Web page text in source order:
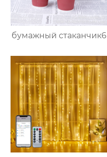
бумажный стаканчик6